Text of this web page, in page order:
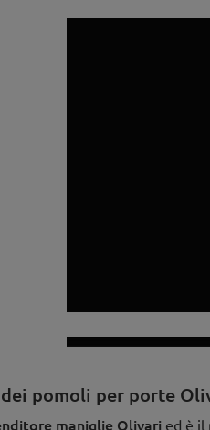
pomoli per porte
maniglie Olivari ed è il